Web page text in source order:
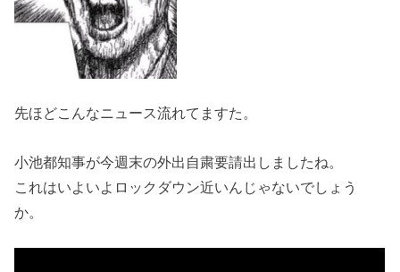
先ほどこんなニュース流れてますた。
小池都知事が今週末の外出自粛要請出しましたね。
これはいよいよロックダウン近いんじゃないでしょう
か。